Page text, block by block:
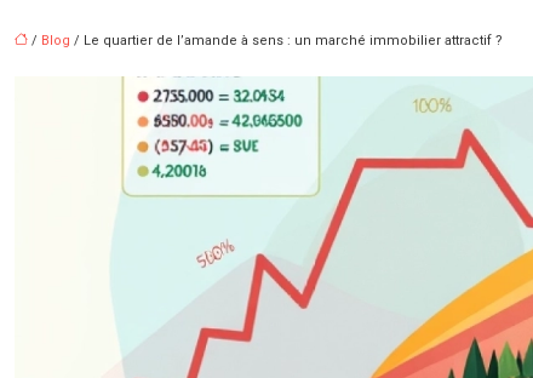
/ Blog / Le quartier de l’amande à sens : un marché immobilier attractif ?